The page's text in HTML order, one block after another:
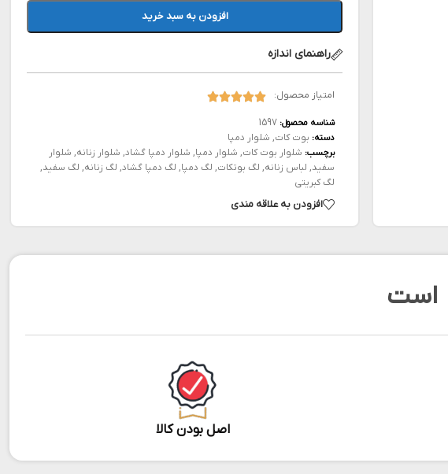
افزودن به سبد خرید
راهنمای اندازه
امتیاز محصول:
شناسه محصول: 1597
دسته: بوت کات, شلوار دمپا
برچسب: شلوار بوت کات, شلوار دمپا, شلوار دمپا گشاد, شلوار زنانه, شلوار
سفید, لباس زنانه, لگ بوتکات, لگ دمپا, لگ دمپا گشاد, لگ زنانه, لگ سفید,
لگ کبریتی
افزودن به علاقه مندی
است
اصل بودن کالا